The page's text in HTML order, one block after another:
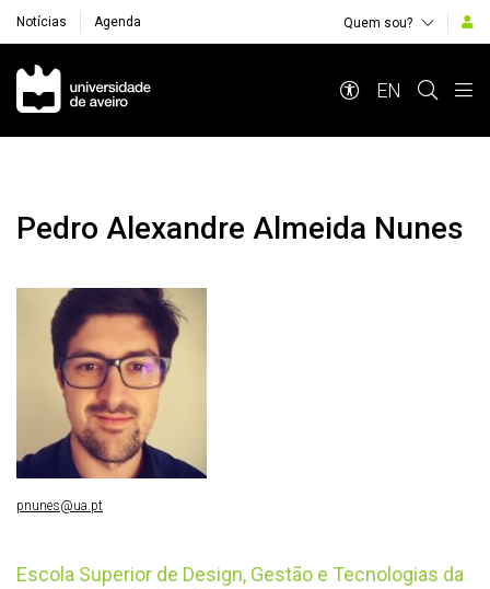
Notícias Agenda Quem sou?
Navegação Principal
EN
Pedro Alexandre Almeida Nunes
Escola Superior de Design, Gestão e Tecnologias da
pnunes@ua.pt